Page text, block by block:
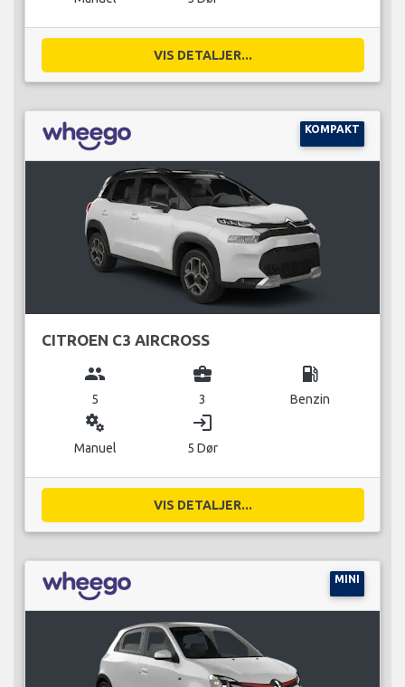
VIS DETALJER...
KOMPAKT
CITROEN C3 AIRCROSS
group
5
business_center
3
local_gas_station
Benzin
miscellaneous_services
Manuel
login
5 Dør
VIS DETALJER...
MINI